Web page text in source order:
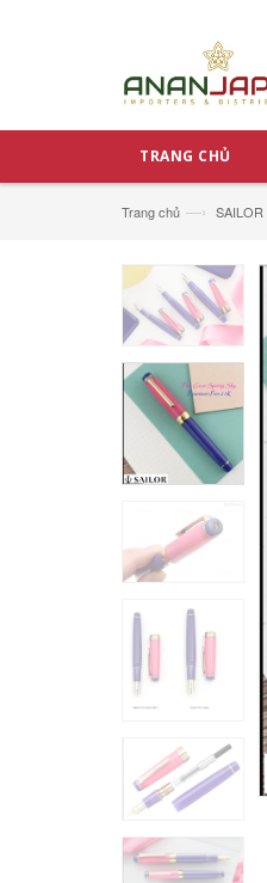
TRANG CHỦ
Trang chủ —› SAILOR